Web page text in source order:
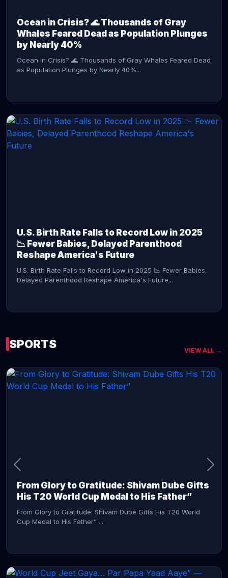
Ocean in Crisis? 🌊 Thousands of Gray
Whales Feared Dead as Population Plunges
by Nearly 40%
Ocean in Crisis? 🌊 Thousands of Gray Whales Feared Dead
as Population Plunges by Nearly 40%...
U.S. Birth Rate Falls to Record Low in 2025
📉 Fewer Babies, Delayed Parenthood
Reshape America's Future
U.S. Birth Rate Falls to Record Low in 2025 📉 Fewer Babies,
Delayed Parenthood Reshape America's Future...
SPORTS VIEW ALL →
From Glory to Gratitude: Shivam Dube Gifts
His T20 World Cup Medal to His Father”
From Glory to Gratitude: Shivam Dube Gifts His T20 World
Cup Medal to His Father” ...